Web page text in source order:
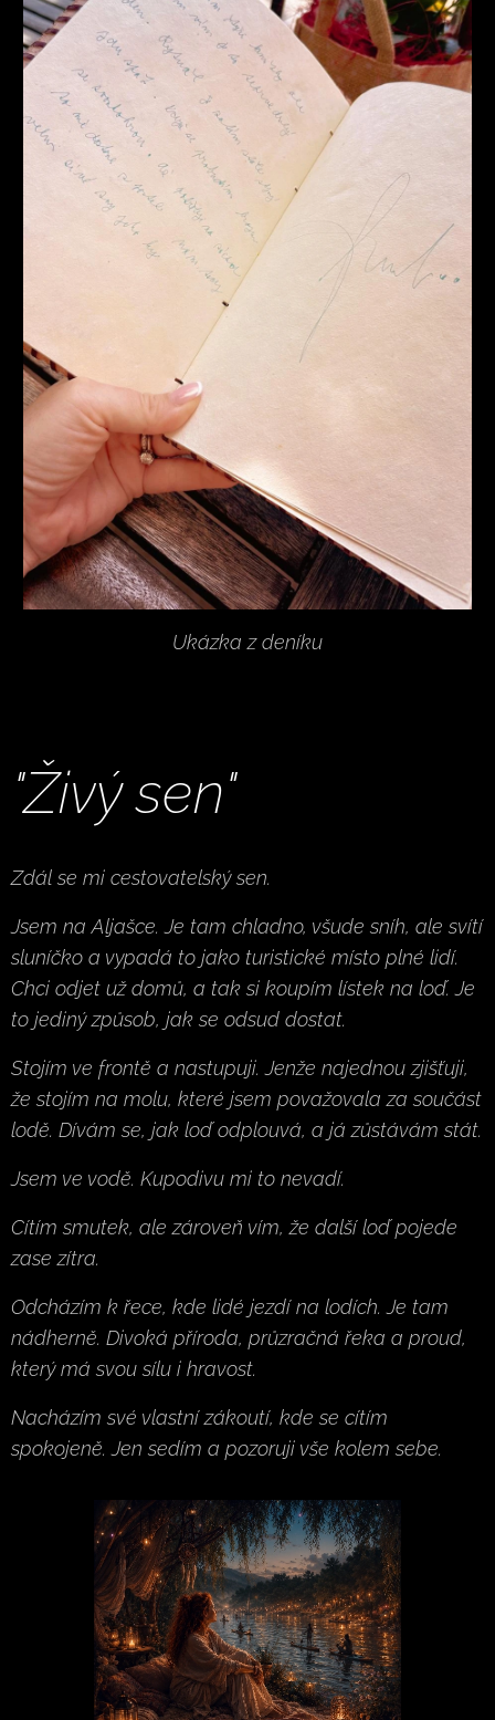
Ukázka z deníku
"Živý sen"
Zdál se mi cestovatelský sen.
Jsem na Aljašce. Je tam chladno, všude sníh, ale svítí
sluníčko a vypadá to jako turistické místo plné lidí.
Chci odjet už domů, a tak si koupím lístek na loď. Je
to jediný způsob, jak se odsud dostat.
Stojím ve frontě a nastupuji. Jenže najednou zjišťuji,
že stojím na molu, které jsem považovala za součást
lodě. Dívám se, jak loď odplouvá, a já zůstávám stát.
Jsem ve vodě. Kupodivu mi to nevadí.
Cítím smutek, ale zároveň vím, že další loď pojede
zase zítra.
Odcházím k řece, kde lidé jezdí na lodích. Je tam
nádherně. Divoká příroda, průzračná řeka a proud,
který má svou sílu i hravost.
Nacházím své vlastní zákoutí, kde se cítím
spokojeně. Jen sedím a pozoruji vše kolem sebe.